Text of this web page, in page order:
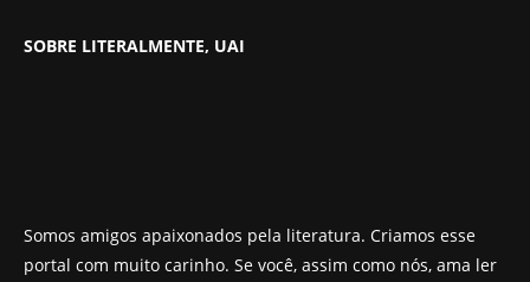
SOBRE LITERALMENTE, UAI
Somos amigos apaixonados pela literatura. Criamos esse
portal com muito carinho. Se você, assim como nós, ama ler